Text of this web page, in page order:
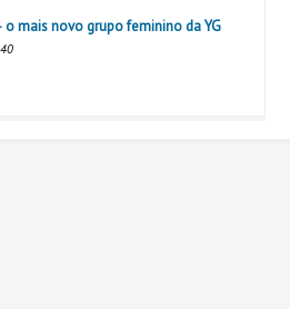
o mais novo grupo feminino da YG
40